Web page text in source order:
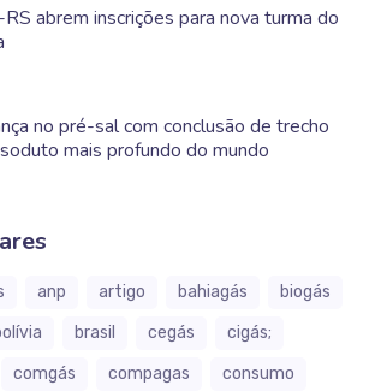
abrem inscrições para nova turma do
no pré-sal com conclusão de trecho
mais profundo do mundo
anp artigo bahiagás
biogás
brasil cegás
cigás;
comgás compagas
consumo